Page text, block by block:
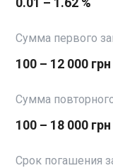
Сумма первого
100 – 12 000 грн
Сумма
100 – 18 000 грн
Срок погашения